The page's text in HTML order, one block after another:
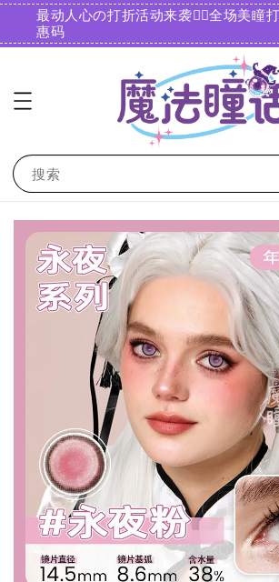
最动人心の打折活动来袭❤️‍🔥全场美瞳
惠码️
搜索